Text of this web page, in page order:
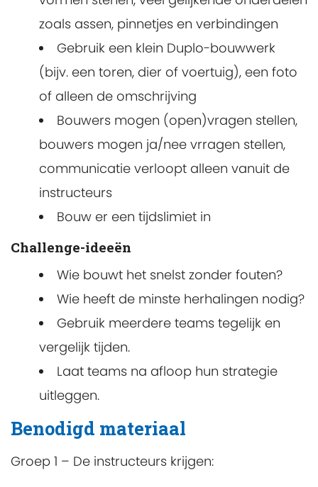
zoals assen, pinnetjes en verbindingen
Gebruik een klein Duplo-bouwwerk
(bijv. een toren, dier of voertuig), een foto
of alleen de omschrijving
Bouwers mogen (open)vragen stellen,
bouwers mogen ja/nee vrragen stellen,
communicatie verloopt alleen vanuit de
instructeurs
Bouw er een tijdslimiet in
Challenge-ideeën
Wie bouwt het snelst zonder fouten?
Wie heeft de minste herhalingen nodig?
Gebruik meerdere teams tegelijk en
vergelijk tijden.
Laat teams na afloop hun strategie
uitleggen.
Benodigd materiaal
Groep 1 – De instructeurs krijgen: